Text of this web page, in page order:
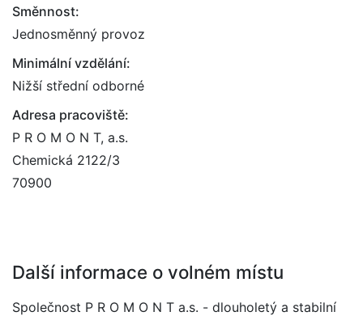
Směnnost:
Jednosměnný provoz
Minimální vzdělání:
Nižší střední odborné
Adresa pracoviště:
P R O M O N T, a.s.
Chemická 2122/3
70900
Další informace o volném místu
Společnost P R O M O N T a.s. - dlouholetý a stabilní